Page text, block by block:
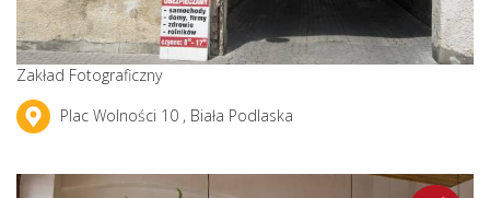
Zakład Fotograficzny
Plac Wolności 10 , Biała Podlaska